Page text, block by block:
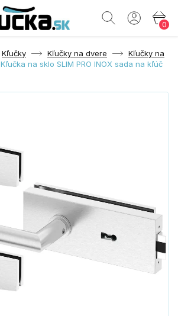
0
Kľučky Kľučky na dvere
Kľučky na
Kľučka na sklo SLIM PRO INOX sada na kľúč